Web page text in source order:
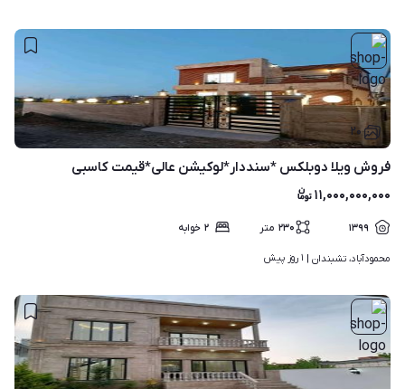
۲۰
فروش ویلا دوبلکس *سنددار*لوکیشن عالی*قیمت کاسبی
۱۱,۰۰۰,۰۰۰,۰۰۰
۱۳۹۹ ۲۳۰ متر ۲ خوابه
محمودآباد، تشبندان | ۱ روز پیش